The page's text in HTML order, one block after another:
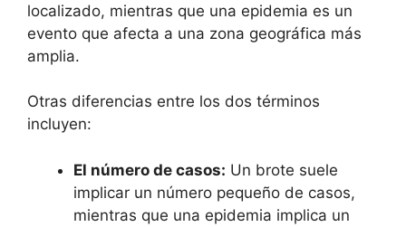
localizado, mientras que una epidemia es un
evento que afecta a una zona geográfica más
amplia.
Otras diferencias entre los dos términos
incluyen:
El número de casos: Un brote suele
implicar un número pequeño de casos,
mientras que una epidemia implica un